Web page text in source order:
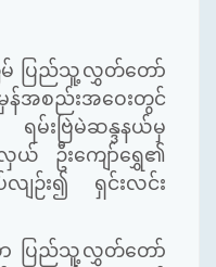
ပြည်သူ့လွှတ်တော်
စည်းအဝေးတွင်
ြဲမဲဆန္ဒနယ်မှ
ယ် ဦးကျော်ရွှေ၏
လျဉ်း၍ ရှင်းလင်း
ပြည်သူ့လွှတ်တော်